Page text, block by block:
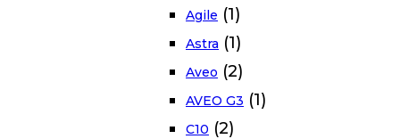
Agile (1)
Astra (1)
Aveo (2)
AVEO G3 (1)
C10 (2)